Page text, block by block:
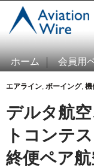
ホーム 会員用
エアライン, ボーイング, 機
デルタ航
トコンテ
終便ペア